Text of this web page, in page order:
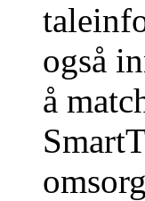
også
å